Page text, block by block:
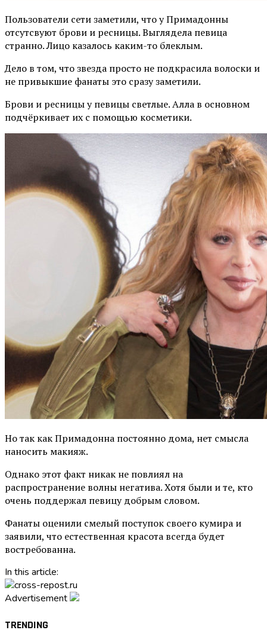
Пользователи сети заметили, что у Примадонны
отсутсвуют брови и ресницы. Выглядела певица
странно. Лицо казалось каким-то блеклым.
Дело в том, что звезда просто не подкрасила волоски и
не привыкшие фанаты это сразу заметили.
Брови и ресницы у певицы светлые. Алла в основном
подчёркивает их с помощью косметики.
Но так как Примадонна постоянно дома, нет смысла
наносить макияж.
Однако этот факт никак не повлиял на
распространение волны негатива. Хотя были и те, кто
очень поддержал певицу добрым словом.
Фанаты оценили смелый поступок своего кумира и
заявили, что естественная красота всегда будет
востребованна.
In this article:
Advertisement
TRENDING